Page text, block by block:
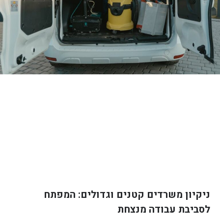
ניקיון משרדים קטנים וגדולים: המפתח
לסביבת עבודה מנצחת